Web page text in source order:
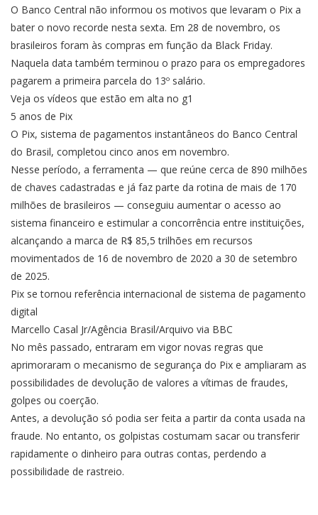
O Banco Central não informou os motivos que levaram o Pix a
bater o novo recorde nesta sexta. Em 28 de novembro, os
brasileiros foram às compras em função da Black Friday.
Naquela data também terminou o prazo para os empregadores
pagarem a primeira parcela do 13º salário.
Veja os vídeos que estão em alta no g1
5 anos de Pix
O Pix, sistema de pagamentos instantâneos do Banco Central
do Brasil, completou cinco anos em novembro.
Nesse período, a ferramenta — que reúne cerca de 890 milhões
de chaves cadastradas e já faz parte da rotina de mais de 170
milhões de brasileiros — conseguiu aumentar o acesso ao
sistema financeiro e estimular a concorrência entre instituições,
alcançando a marca de R$ 85,5 trilhões em recursos
movimentados de 16 de novembro de 2020 a 30 de setembro
de 2025.
Pix se tornou referência internacional de sistema de pagamento
digital
Marcello Casal Jr/Agência Brasil/Arquivo via BBC
No mês passado, entraram em vigor novas regras que
aprimoraram o mecanismo de segurança do Pix e ampliaram as
possibilidades de devolução de valores a vítimas de fraudes,
golpes ou coerção.
Antes, a devolução só podia ser feita a partir da conta usada na
fraude. No entanto, os golpistas costumam sacar ou transferir
rapidamente o dinheiro para outras contas, perdendo a
possibilidade de rastreio.